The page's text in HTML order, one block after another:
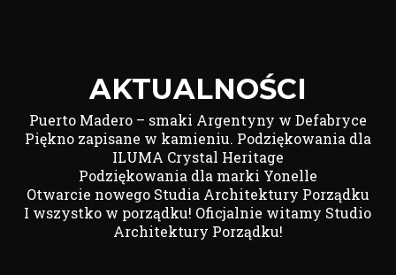
AKTUALNOŚCI
Puerto Madero – smaki Argentyny w Defabryce
Piękno zapisane w kamieniu. Podziękowania dla
ILUMA Crystal Heritage
Podziękowania dla marki Yonelle
Otwarcie nowego Studia Architektury Porządku
I wszystko w porządku! Oficjalnie witamy Studio
Architektury Porządku!